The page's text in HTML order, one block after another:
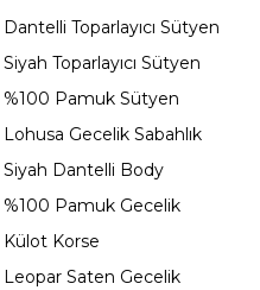
Dantelli Toparlayıcı Sütyen
Siyah Toparlayıcı Sütyen
%100 Pamuk Sütyen
Lohusa Gecelik Sabahlık
Siyah Dantelli Body
%100 Pamuk Gecelik
Külot Korse
Leopar Saten Gecelik